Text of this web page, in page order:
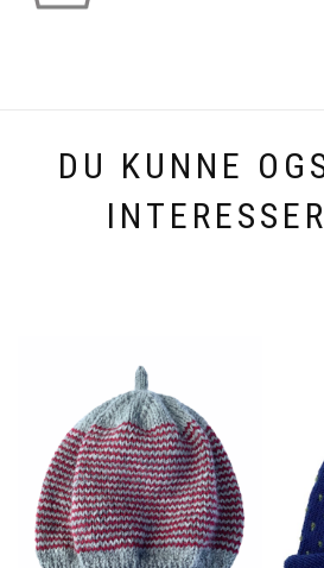
DU KUNNE